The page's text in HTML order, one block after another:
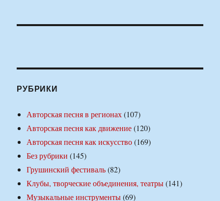
РУБРИКИ
Авторская песня в регионах(107)
Авторская песня как движение(120)
Авторская песня как искусство(169)
Без рубрики (145)
Грушинский фестиваль(82)
Клубы, творческие объединения, театры(141)
Музыкальные инструменты(69)